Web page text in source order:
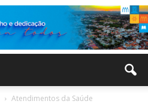
Atendimentos da Saúde